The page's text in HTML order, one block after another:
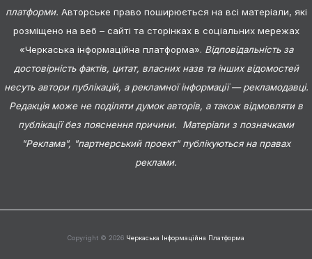
платформи. Авторське право поширюється на всі матеріали, які
розміщено на веб – сайті та сторінках в соціальних мережах
«Черкаська інформаційна платформа». Відповідальність за
достовірність фактів, цитат, власних назв та інших відомостей
несуть автори публікацій, а рекламної інформації — рекламодавці.
Редакція може не поділяти думок авторів, а також відмовляти в
публікації без пояснення причини. Матеріали з позначками
"Реклама", "партнерський проект" публікуються на правах
реклами.
Copyright © 2026 Черкаська Інформаційна Платформа